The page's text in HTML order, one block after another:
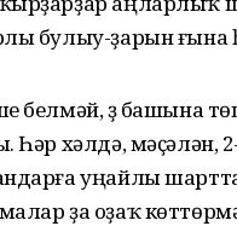
булыу-ҙарын ғына
белмәй, үҙ башына
Һәр хәлдә, мәҫәлән,
уңайлы
ҙа оҙаҡ